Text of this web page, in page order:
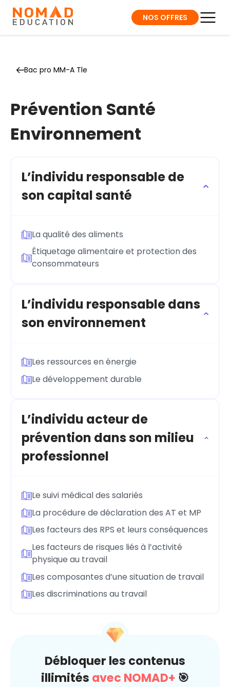
NOS OFFRES
Bac pro MM-A Tle
Prévention Santé
Environnement
L’individu responsable de
son capital santé
La qualité des aliments
Étiquetage alimentaire et protection des
consommateurs
L’individu responsable dans
son environnement
Les ressources en énergie
Le développement durable
L’individu acteur de
prévention dans son milieu
professionnel
Le suivi médical des salariés
La procédure de déclaration des AT et MP
Les facteurs des RPS et leurs conséquences
Les facteurs de risques liés à l’activité
physique au travail
Les composantes d’une situation de travail
Les discriminations au travail
Débloquer les contenus
illimités avec NOMAD+ 🎯